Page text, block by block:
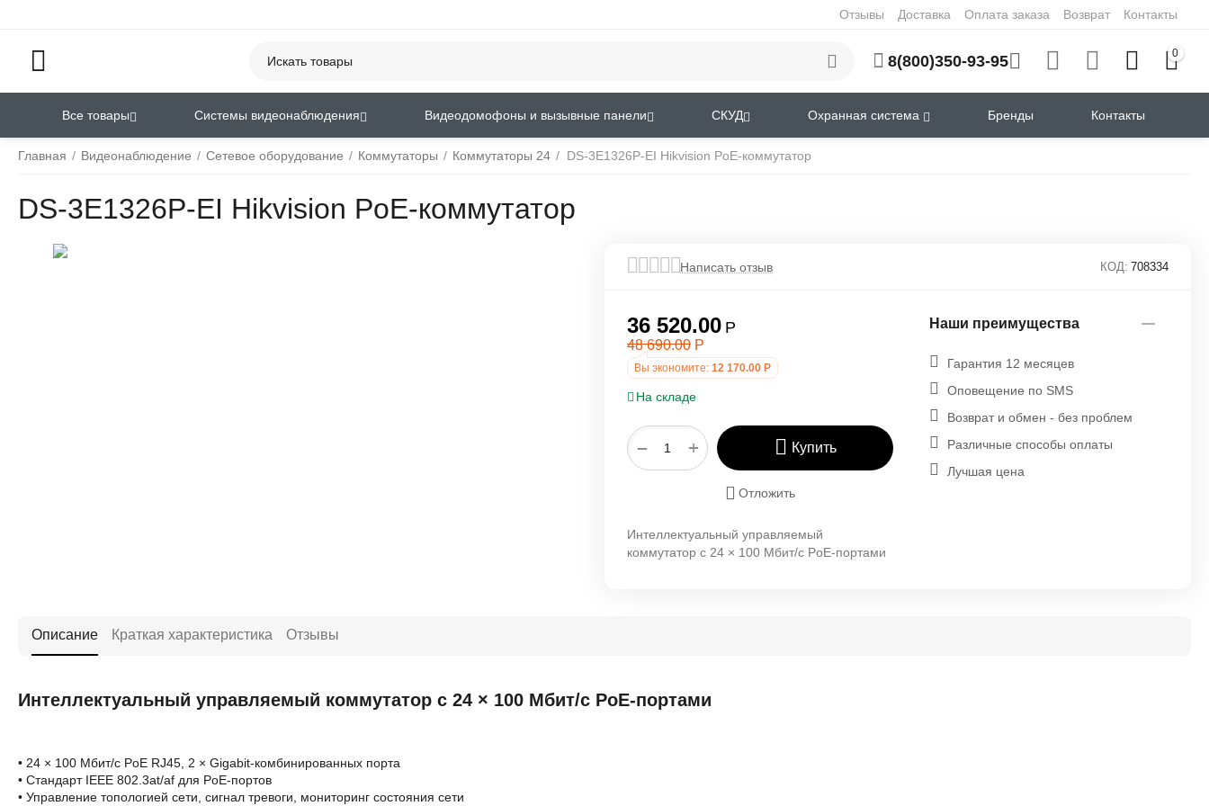
Отзывы Доставка Оплата заказа Возврат Контакты
8(800)350-93-95 0
Все товары Системы видеонаблюдения Видеодомофоны и вызывные панели СКУД Охранная система Бренды Контакты
Главная / Видеонаблюдение / Сетевое оборудование / Коммутаторы / Коммутаторы 24 / DS-3E1326P-EI Hikvision PoE-коммутатор
DS-3E1326P-EI Hikvision PoE-коммутатор
Написать отзыв КОД: 708334
36 520.00 Р
48 690.00 Р
Вы экономите: 12 170.00 Р
На складе
+
− Купить
Отложить
Интеллектуальный управляемый
коммутатор с 24 × 100 Мбит/с PoE-портами
Наши преимущества
Гарантия 12 месяцев
Оповещение по SMS
Возврат и обмен - без проблем
Различные способы оплаты
Лучшая цена
Описание Краткая характеристика Отзывы
Интеллектуальный управляемый коммутатор с 24 × 100 Мбит/с PoE-портами
• 24 × 100 Мбит/с PoE RJ45, 2 × Gigabit-комбинированных порта
• Стандарт IEEE 802.3at/af для PoE-портов
• Управление топологией сети, сигнал тревоги, мониторинг состояния сети